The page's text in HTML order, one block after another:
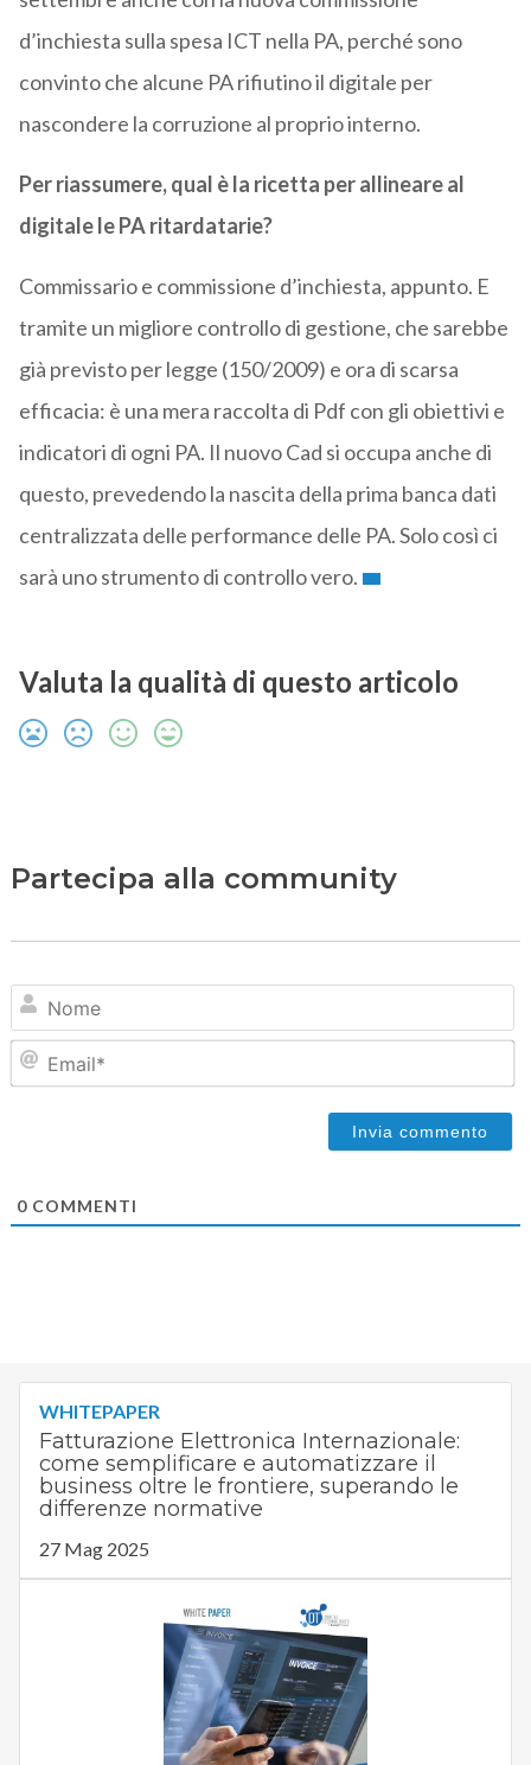
d’inchiesta sulla spesa ICT nella PA, perché sono
convinto che alcune PA rifiutino il digitale per
nascondere la corruzione al proprio interno.
Per riassumere, qual è la ricetta per allineare al
digitale le PA ritardatarie?
Commissario e commissione d’inchiesta, appunto. E
tramite un migliore controllo di gestione, che sarebbe
già previsto per legge (150/2009) e ora di scarsa
efficacia: è una mera raccolta di Pdf con gli obiettivi e
indicatori di ogni PA. Il nuovo Cad si occupa anche di
questo, prevedendo la nascita della prima banca dati
centralizzata delle performance delle PA. Solo così ci
sarà uno strumento di controllo vero.
Valuta la qualità di questo articolo
Partecipa alla community
0COMMENTI
WHITEPAPER
Fatturazione Elettronica Internazionale:
come semplificare e automatizzare il
business oltre le frontiere, superando le
differenze normative
27 Mag 2025